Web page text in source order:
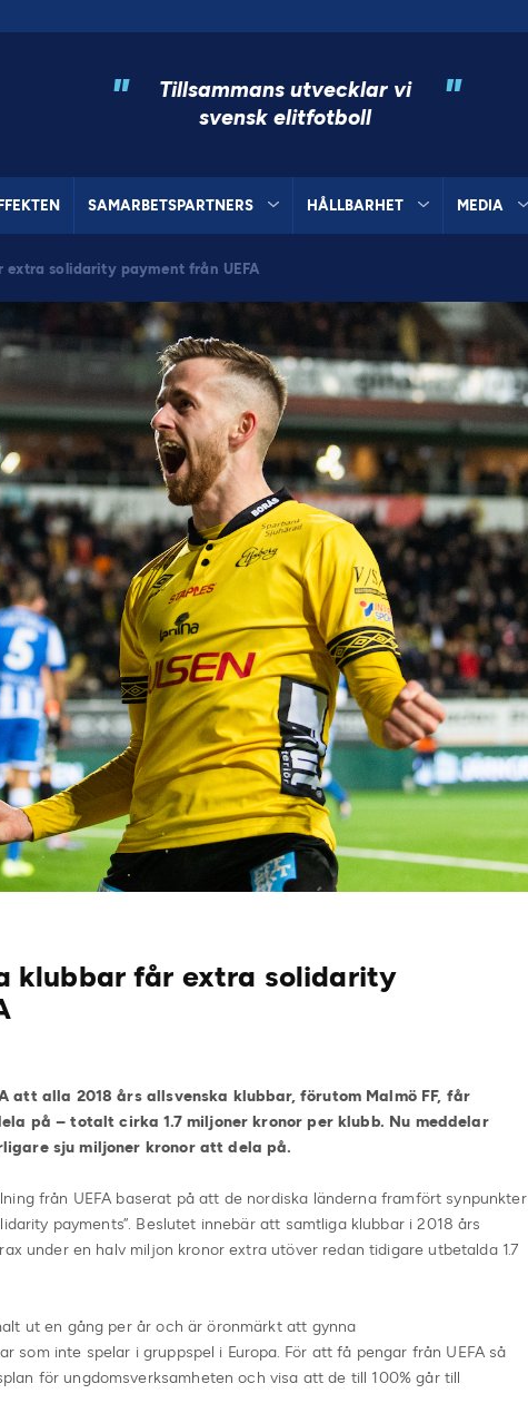
"
Tillsammans utvecklar vi
svensk elitfotboll
"
SAMARBETSPARTNERS HÅLLBARHET MEDIA
extra solidarity payment från UEFA
klubbar får extra solidarity
att alla 2018 års allsvenska klubbar, förutom Malmö FF, får
på – totalt cirka 1.7 miljoner kronor per klubb. Nu meddelar
sju miljoner kronor att dela på.
från UEFA baserat på att de nordiska länderna framfört synpunkter
payments”. Beslutet innebär att samtliga klubbar i 2018 års
under en halv miljon kronor extra utöver redan tidigare utbetalda 1.7
ut en gång per år och är öronmärkt att gynna
som inte spelar i gruppspel i Europa. För att få pengar från UEFA så
för ungdomsverksamheten och visa att de till 100% går till